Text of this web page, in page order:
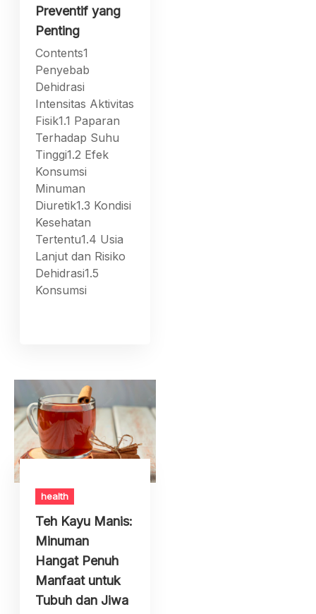
Preventif yang
Penting
Contents1
Penyebab
Dehidrasi
Intensitas Aktivitas
Fisik1.1 Paparan
Terhadap Suhu
Tinggi1.2 Efek
Konsumsi
Minuman
Diuretik1.3 Kondisi
Kesehatan
Tertentu1.4 Usia
Lanjut dan Risiko
Dehidrasi1.5
Konsumsi
health
Teh Kayu Manis:
Minuman
Hangat Penuh
Manfaat untuk
Tubuh dan Jiwa